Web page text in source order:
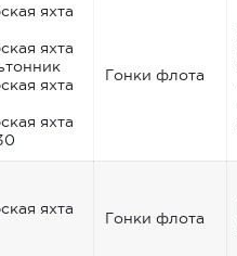
яхта
яхта
яхта
яхта
Гонки флота
яхта
Гонки флота